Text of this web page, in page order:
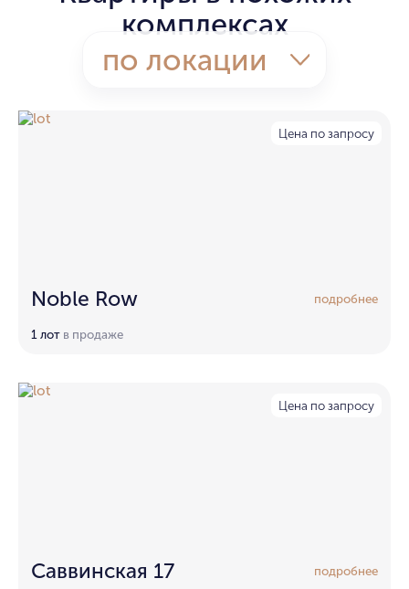
комплексах
по локации
Цена по запросу
Noble Row подробнее
1 лот в продаже
Цена по запросу
Саввинская 17 подробнее